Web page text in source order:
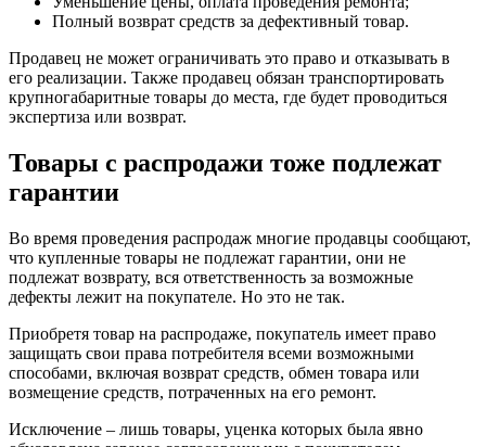
Полный возврат средств за дефективный товар.
Продавец не может ограничивать это право и отказывать в
его реализации. Также продавец обязан транспортировать
крупногабаритные товары до места, где будет проводиться
экспертиза или возврат.
Товары с распродажи тоже подлежат
гарантии
Во время проведения распродаж многие продавцы сообщают,
что купленные товары не подлежат гарантии, они не
подлежат возврату, вся ответственность за возможные
дефекты лежит на покупателе. Но это не так.
Приобретя товар на распродаже, покупатель имеет право
защищать свои права потребителя всеми возможными
способами, включая возврат средств, обмен товара или
возмещение средств, потраченных на его ремонт.
Исключение – лишь товары, уценка которых была явно